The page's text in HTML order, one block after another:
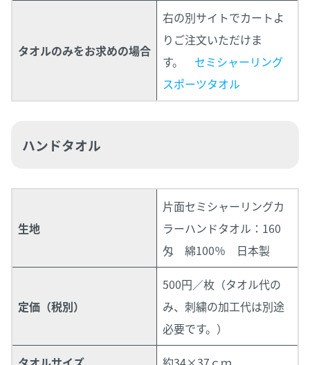
タオルのみをお求めの場合
右の別サイトでカートよ
りご注文いただけま
す。 セミシャーリング
スポーツタオル
ハンドタオル
生地
片面セミシャーリングカ
ラーハンドタオル：160
匁 綿100％ 日本製
定価（税別）
500円／枚（タオル代の
み、刺繍の加工代は別途
必要です。）